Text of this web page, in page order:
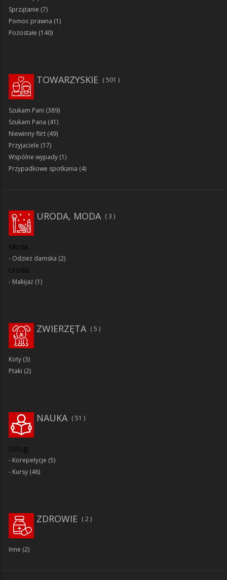
Sprzątanie (7)
Pomoc prawna (1)
Pozostałe (140)
TOWARZYSKIE 501
Szukam Pani (389)
Szukam Pana (41)
Niewinny flirt (49)
Przyjaciele (17)
Wspólne wypady (1)
Przypadkowe spotkania (4)
URODA, MODA 3
Moda
Odzież damska (2)
Uroda
Makijaż (1)
ZWIERZĘTA 5
Koty (3)
Ptaki (2)
51
NAUKA
Usługi
Korepetycje (5)
Kursy (46)
ZDROWIE 2
Inne (2)